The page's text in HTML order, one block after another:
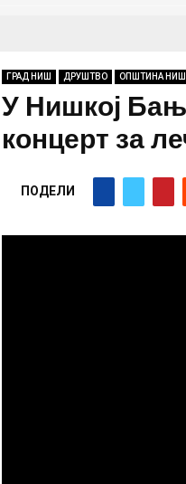
ГРАД НИШ ДРУШТВО ОПШТИНА
У Нишкој
концерт за
ПОДЕЛИ